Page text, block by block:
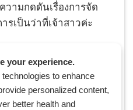
ามกดดันเรื่องการจัด
รเป็นว่าที่เจ้าสาวค่ะ
ทุกอย่างห้ามเปลี่ยน
นมาความพยายามก่อน
your experience.
to enhance
personalized content,
better health and